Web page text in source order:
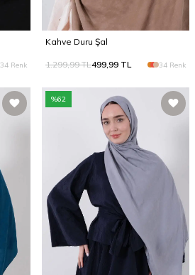
34 Renk
Kahve Duru Şal
1.299,99TL499,99 TL 34 Renk
%62